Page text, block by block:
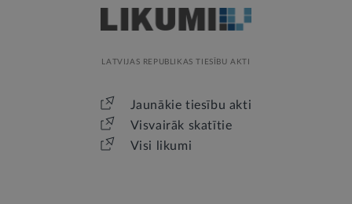
LATVIJAS REPUBLIKAS TIESĪBU AKTI
Jaunākie tiesību akti
Visvairāk skatītie
Visi likumi